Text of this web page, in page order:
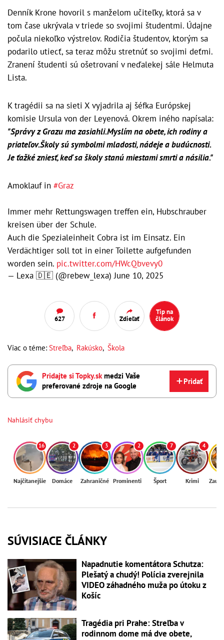
Denník Krone hovoril s manželom učiteľky, ktorá sa v
tom čase ukrývala v triede so svojimi študentmi. Údajne
počula niekoľko výstrelov. Rodičia študentov, ktorým sa
podarilo utiecť, sa teraz môžu stretnúť so svojimi deťmi.
Zranení študenti sú ošetrovaní v neďalekej sále Helmuta
Lista.
K tragédii sa na sieti X vyjadrila aj šéfka Európskej
komisie Ursula von der Leyenová. Okrem iného napísala:
"Správy z Grazu ma zasiahli.Myslím na obete, ich rodiny a
priateľov.Školy sú symbolmi mladosti, nádeje a budúcnosti.
Je ťažké zniesť, keď sa školy stanú miestami smrti a násilia."
Amoklauf in #Graz
Immer mehr Rettungswagen treffen ein, Hubschrauber
kreisen über der Schule.
Auch die Spezialeinheit Cobra ist im Einsatz. Ein
Verdächtiger soll tot in einer Toilette aufgefunden
worden sein. pic.twitter.com/HWcQbvevy0
— Lexa 🇩🇪 (@rebew_lexa)June 10, 2025
627 Zdieľať
Tip na
článok
Viac o téme: Streľba, Rakúsko, Škola
Pridajte si Topky.skmedzi Vaše
preferované zdroje na Google
Pridať
Nahlásiť chybu
16
Najčítanejšie
2
Domáce
3
Zahraničné
2
Prominenti
7
Šport
4
Krimi
SÚVISIACE ČLÁNKY
Napadnutie komentátora Schutza:
Plešatý a chudý! Polícia zverejnila
VIDEO záhadného muža po útoku z
Košíc
Tragédia pri Prahe: Streľba v
rodinnom dome má dve obete,